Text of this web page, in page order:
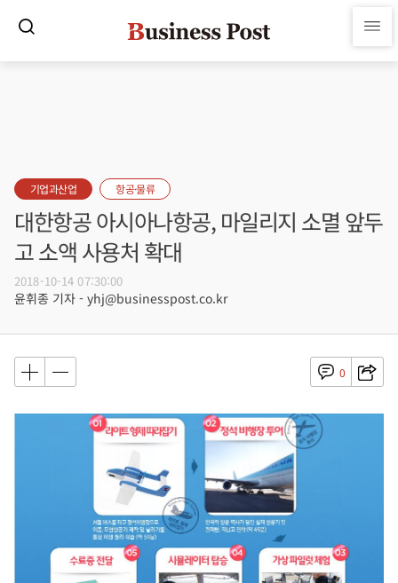
기업과산업 항공·물류
대한항공 아시아나항공, 마일리지 소멸 앞두
고 소액 사용처 확대
2018-10-14 07:30:00
윤휘종 기자 - yhj@businesspost.co.kr
0